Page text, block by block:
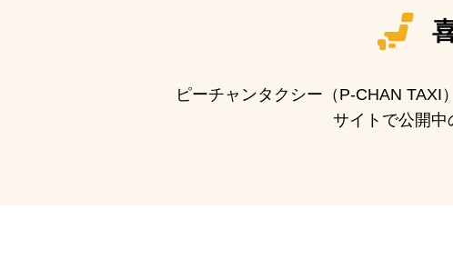
ピーチャンタクシー（P-CHAN TAXI
サイトで公開中